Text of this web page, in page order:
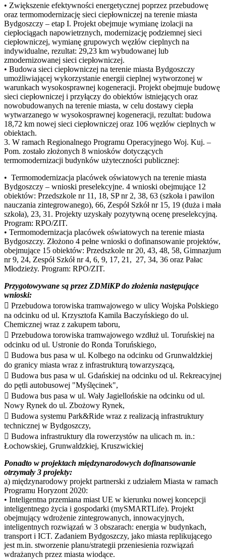
• Zwiększenie efektywności energetycznej poprzez przebudowę
oraz termomodernizację sieci ciepłowniczej na terenie miasta
Bydgoszczy – etap I. Projekt obejmuje wymianę izolacji na
ciepłociągach napowietrznych, modernizację podziemnej sieci
ciepłowniczej, wymianę grupowych węzłów cieplnych na
indywidualne, rezultat: 29,23 km wybudowanej lub
zmodernizowanej sieci ciepłowniczej.
• Budowa sieci ciepłowniczej na terenie miasta Bydgoszczy
umożliwiającej wykorzystanie energii cieplnej wytworzonej w
warunkach wysokosprawnej kogeneracji. Projekt obejmuje budowę
sieci ciepłowniczej i przyłączy do obiektów istniejących oraz
nowobudowanych na terenie miasta, w celu dostawy ciepła
wytwarzanego w wysokosprawnej kogeneracji, rezultat: budowa
18,72 km nowej sieci ciepłowniczej oraz 106 węzłów cieplnych w
obiektach.
3. W ramach Regionalnego Programu Operacyjnego Woj. Kuj. –
Pom. zostało złożonych 8 wniosków dotyczących
termomodernizacji budynków użyteczności publicznej:
• Termomodernizacja placówek oświatowych na terenie miasta
Bydgoszczy – wnioski preselekcyjne. 4 wnioski obejmujące 12
obiektów: Przedszkole nr 11, 18, SP nr 2, 38, 63 (szkoła i pawilon
nauczania zintegrowanego), 66, Zespół Szkół nr 15, 19 (duża i mała
szkoła), 23, 31. Projekty uzyskały pozytywną ocenę preselekcyjną.
Program: RPO/ZIT.
• Termomodernizacja placówek oświatowych na terenie miasta
Bydgoszczy. Złożono 4 pełne wnioski o dofinansowanie projektów,
obejmujące 15 obiektów: Przedszkole nr 20, 43, 48, 58, Gimnazjum
nr 9, 24, Zespół Szkół nr 4, 6, 9, 17, 21, 27, 34, 36 oraz Pałac
Młodzieży. Program: RPO/ZIT.
Przygotowywane są przez ZDMiKP do złożenia następujące
wnioski:
 Przebudowa torowiska tramwajowego w ulicy Wojska Polskiego
na odcinku od ul. Krzysztofa Kamila Baczyńskiego do ul.
Chemicznej wraz z zakupem taboru,
 Przebudowa torowiska tramwajowego wzdłuż ul. Toruńskiej na
odcinku od ul. Ustronie do Ronda Toruńskiego,
 Budowa bus pasa w ul. Kolbego na odcinku od Grunwaldzkiej
do granicy miasta wraz z infrastrukturą towarzyszącą,
 Budowa bus pasa w ul. Gdańskiej na odcinku od ul. Rekreacyjnej
do pętli autobusowej "Myślęcinek",
 Budowa bus pasa w ul. Wały Jagiellońskie na odcinku od ul.
Nowy Rynek do ul. Zbożowy Rynek,
 Budowa systemu Park&Ride wraz z realizacją infrastruktury
technicznej w Bydgoszczy,
 Budowa infrastruktury dla rowerzystów na ulicach m. in.:
Łochowskiej, Grunwaldzkiej, Kruszwickiej
Ponadto w projektach międzynarodowych dofinansowanie
otrzymały 3 projekty:
a) międzynarodowy projekt partnerski z udziałem Miasta w ramach
Programu Horyzont 2020:
• Inteligentna przemiana miast UE w kierunku nowej koncepcji
inteligentnego życia i gospodarki (mySMARTLife). Projekt
obejmujący wdrożenie zintegrowanych, innowacyjnych,
inteligentnych rozwiązań w 3 obszarach: energia w budynkach,
transport i ICT. Zadaniem Bydgoszczy, jako miasta replikującego
jest m.in. stworzenie planu/strategii przeniesienia rozwiązań
wdrażanych przez miasta wiodące.